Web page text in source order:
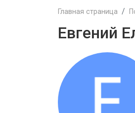
Главная страница
Евгений